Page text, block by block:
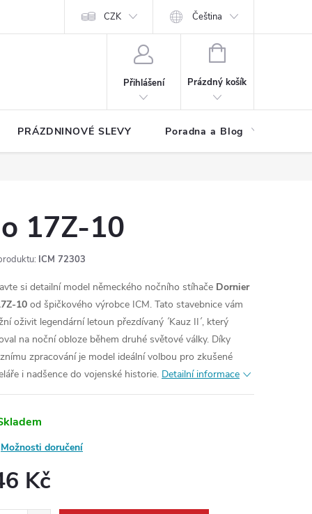
Hodnocení obchodu
CZK Čeština
Přihlášení
NÁKUPNÍ
Prázdný košík
PRÁZDNINOVÉ SLEVY Poradna a Blog
17Z-10
ICM 72303
si detailní model německého nočního stíhače Dornier
10 od špičkového výrobce ICM. Tato stavebnice vám
oživit legendární letoun přezdívaný ´Kauz II´, který
na noční obloze během druhé světové války. Díky
zpracování je model ideální volbou pro zkušené
i nadšence do vojenské historie. Detailní informace
Možnosti doručení
Kč